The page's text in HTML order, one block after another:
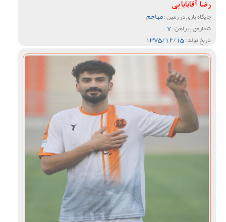
رضا آقابابایی
جایگاه بازی در زمین :مهاجم
شماره‌ی پیراهن :7
تاریخ تولد :1375/12/15